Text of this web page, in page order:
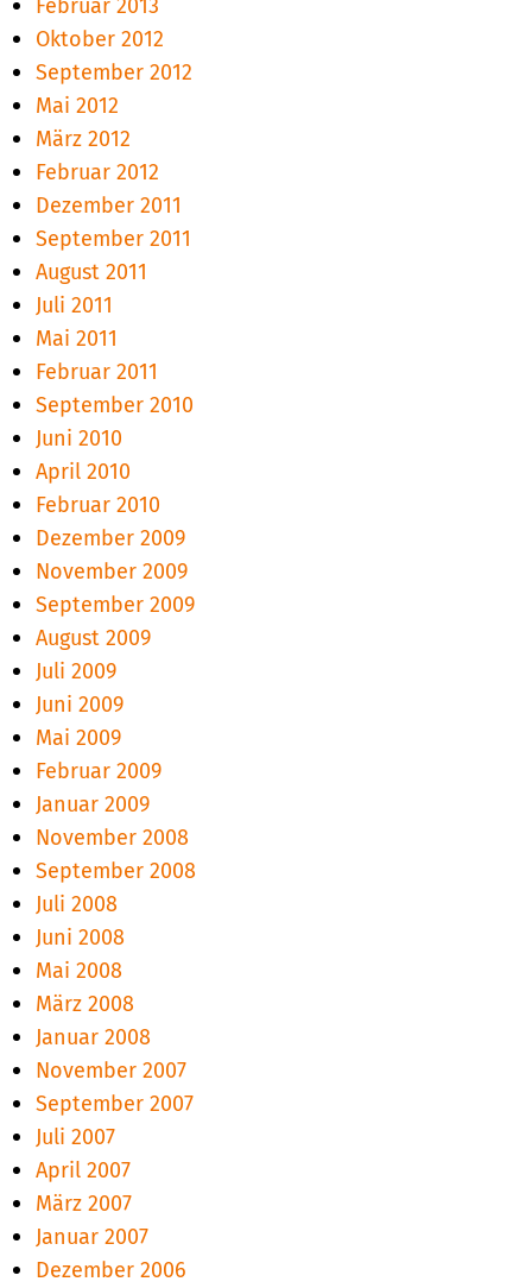
Februar 2013
Oktober 2012
September 2012
Mai 2012
März 2012
Februar 2012
Dezember 2011
September 2011
August 2011
Juli 2011
Mai 2011
Februar 2011
September 2010
Juni 2010
April 2010
Februar 2010
Dezember 2009
November 2009
September 2009
August 2009
Juli 2009
Juni 2009
Mai 2009
Februar 2009
Januar 2009
November 2008
September 2008
Juli 2008
Juni 2008
Mai 2008
März 2008
Januar 2008
November 2007
September 2007
Juli 2007
April 2007
März 2007
Januar 2007
Dezember 2006